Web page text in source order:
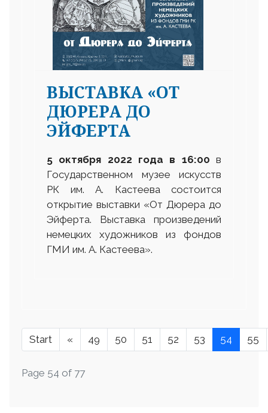
ВЫСТАВКА «ОТ
ДЮРЕРА ДО
ЭЙФЕРТА
5 октября 2022 года в 16:00 в
Государственном музее искусств
РК им. А. Кастеева состоится
открытие выставки «От Дюрера до
Эйферта. Выставка произведений
немецких художников из фондов
ГМИ им. А. Кастеева».
Start « 49 50 51 52 53 54 55
Page 54 of 77